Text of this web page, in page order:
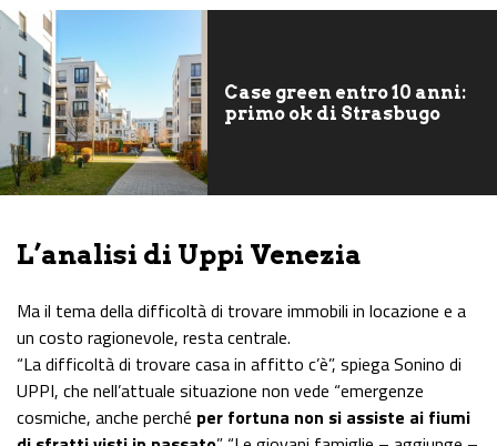
Case green entro 10 anni:
primo ok di Strasbugo
L’analisi di Uppi Venezia
Ma il tema della difficoltà di trovare immobili in locazione e a
un costo ragionevole, resta centrale.
“La difficoltà di trovare casa in affitto c’è”, spiega Sonino di
UPPI, che nell’attuale situazione non vede “emergenze
cosmiche, anche perché per fortuna non si assiste ai fiumi